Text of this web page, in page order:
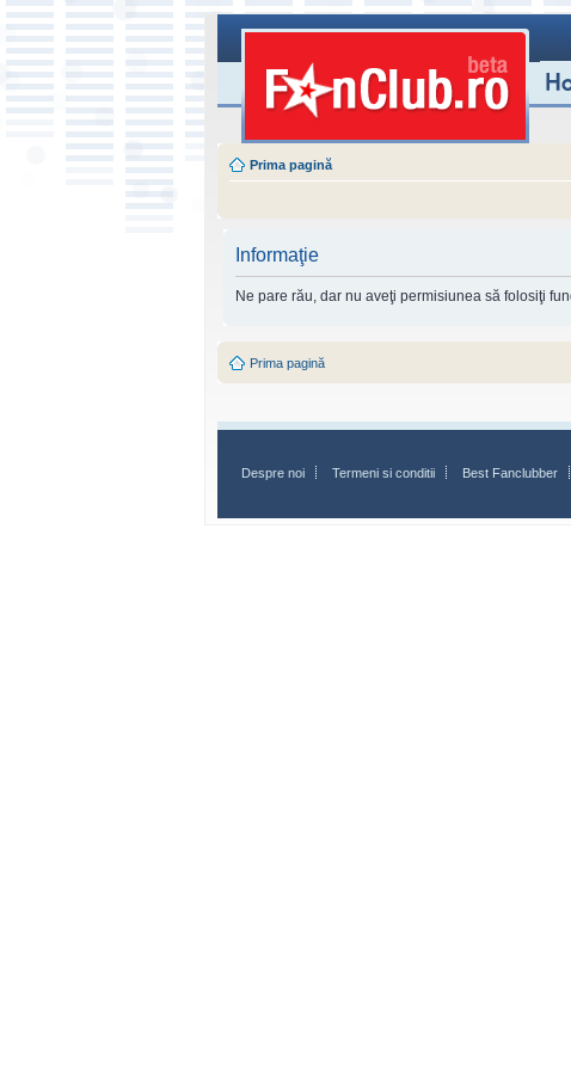
Prima pagină
Informaţie
Ne pare rău, dar nu aveţi permisiunea să folosiţi
Prima pagină
Despre noi Termeni si conditii Best Fanclubber